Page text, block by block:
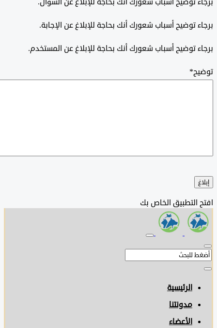
توضيح أسباب شعورك أنك بحاجة للإبلاغ عن السؤال.
توضيح أسباب شعورك أنك بحاجة للإبلاغ عن الإجابة.
توضيح أسباب شعورك أنك بحاجة للإبلاغ عن المستخدم.
*
الخاص بك
الرئيسية
مدونتنا
الأعضاء